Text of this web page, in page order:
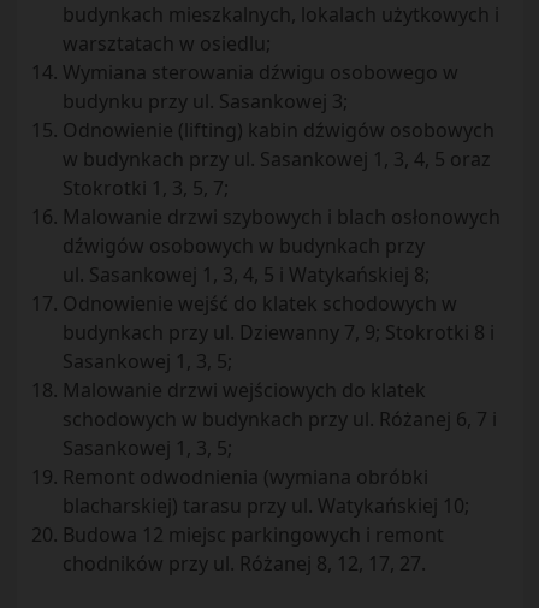
budynkach mieszkalnych, lokalach użytkowych i
warsztatach w osiedlu;
Wymiana sterowania dźwigu osobowego w
budynku przy ul. Sasankowej 3;
Odnowienie (lifting) kabin dźwigów osobowych
w budynkach przy ul. Sasankowej 1, 3, 4, 5 oraz
Stokrotki 1, 3, 5, 7;
Malowanie drzwi szybowych i blach osłonowych
dźwigów osobowych w budynkach przy
ul. Sasankowej 1, 3, 4, 5 i Watykańskiej 8;
Odnowienie wejść do klatek schodowych w
budynkach przy ul. Dziewanny 7, 9; Stokrotki 8 i
Sasankowej 1, 3, 5;
Malowanie drzwi wejściowych do klatek
schodowych w budynkach przy ul. Różanej 6, 7 i
Sasankowej 1, 3, 5;
Remont odwodnienia (wymiana obróbki
blacharskiej) tarasu przy ul. Watykańskiej 10;
Budowa 12 miejsc parkingowych i remont
chodników przy ul. Różanej 8, 12, 17, 27.